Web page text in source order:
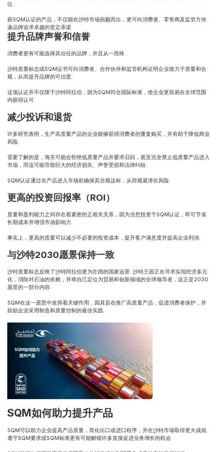
位.
获SQM认证的产品，不仅能在沙特市场脱颖而出，更可向消费者、零售商及监管方传
递品牌追求卓越的坚定承诺.
提升品牌声誉和信誉
消费者更有可能选择其信任的品牌，并且从一而终.
沙特质量标志或SQM证书可向消费者、合作伙伴和监管机构证明企业致力于质量和合
规，从而提升品牌的可信度.
这项认证并不仅限于沙特阿拉伯，因为SQM符合国际标准，使企业更容易在全球范围
内获得认可.
减少投诉和退货
许多研究表明，生产高质量产品的企业能够获得消费者的重复购买，并有助于降低商业
风险.
需要了解的是，海关可能会拒绝低质量产品并要求召回，甚至完全禁止低质量产品进入
市场，而这可能导致巨大的经济损失、声誉受损和法律纠纷.
SQM认证通过在产品进入市场前确保其合规达标，从而规避潜在风险.
更高的投资回报率（ROI）
质量和盈利能力之间存在着紧密的正相关关系，因为当您投资于SQM认证，即可节省
长期成本并增强市场影响力.
事实上，更高的质量可以减少不必要的投资成本，提升客户满意度并提高企业利润.
与沙特2030愿景保持一致
沙特质量标志反映了沙特阿拉伯更为壮阔的国家远景. 沙特王国正在寻求实现经济多元
化，消除对石油的依赖，并将自己定位为贸易和创新领域的全球领导者，这正是2030
愿景的一部分内容.
SQM在这一愿景中发挥着关键作用，因其旨在推广高质量产品，促进消费者保护，并
鼓励企业采用制造和质量控制的最佳实践.
SQM如何助力提升产品
SQM可以助力企业提高产品质量，简化出口或进口程序，并在沙特市场取得更大成就.
遵守SQM要求或SQM标准更有可能解锁许多直接促进业务增长的机会.